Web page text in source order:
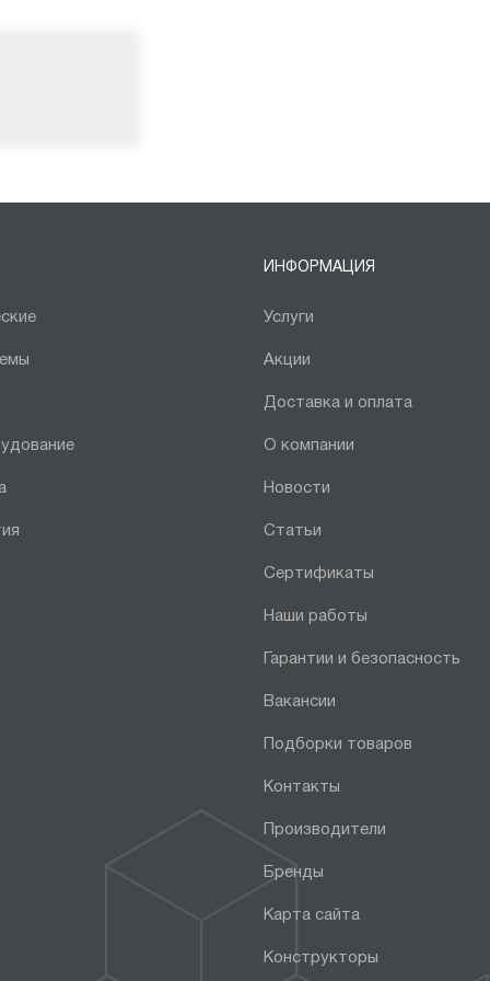
ИНФОРМАЦИЯ
Услуги
Акции
Доставка и оплата
О компании
Новости
Статьи
Сертификаты
Наши работы
Гарантии и безопасность
Вакансии
Подборки товаров
Контакты
Производители
Бренды
Карта сайта
Конструкторы